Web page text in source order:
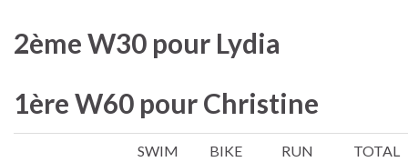
2ème W30 pour Lydia
1ère W60 pour Christine
SWIM BIKE RUN TOTAL